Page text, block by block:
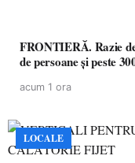
FRONTIERĂ. Razie
de persoane și peste
acum 1 ora
LOCALE